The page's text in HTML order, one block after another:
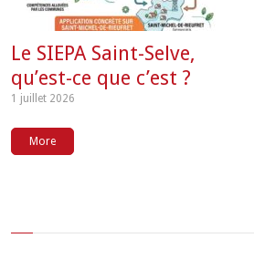
Le SIEPA Saint-Selve,
qu’est-ce que c’est ?
1 juillet 2026
More